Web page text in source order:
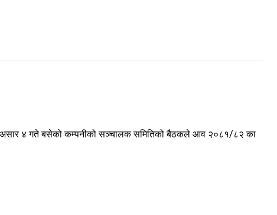
असार ४ गते बसेको कम्पनीको सञ्चालक समितिको बैठकले आव २०८१/८२ का